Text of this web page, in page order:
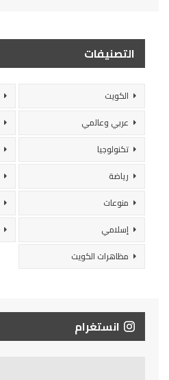
التصنيفات
الكويت
عربي وعالمي
تكنولوجيا
رياضة
منوعات
إسلامي
مظاهرات الكويت
انستغرام